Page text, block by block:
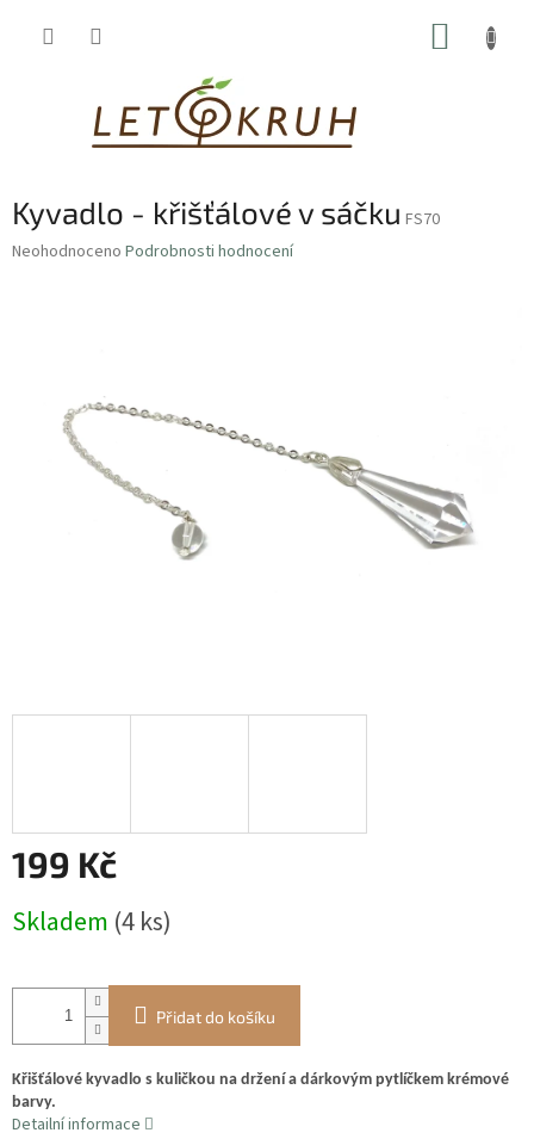
Kyvadlo - křišťálové v sáčku FS70
Průměrné
hvězdiček.
Neohodnoceno Podrobnosti hodnocení
199 Kč
cena:
Skladem (4 ks)
Přidat do košíku
Křišťálové kyvadlo s kuličkou na držení a dárkovým pytlíčkem krémové
barvy.
Detailní informace